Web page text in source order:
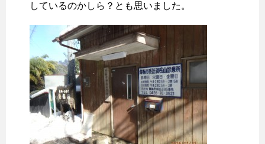
しているのかしら？とも思いました。